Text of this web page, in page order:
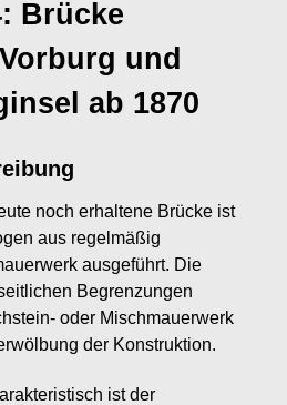
Brücke
und
ab 1870
noch erhaltene Brücke ist
aus regelmäßig
ausgeführt. Die
Begrenzungen
oder Mischmauerwerk
der Konstruktion.
ist der